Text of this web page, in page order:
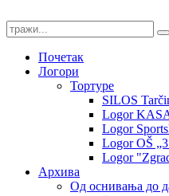
Почетак
Логори
Тортуре
SILOS
Logor
Logor
Logor OŠ
Logor
Архива
Од оснивања до